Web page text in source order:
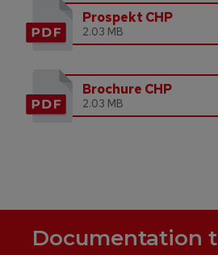
Prospekt CHP
2.03 MB
Brochure CHP
2.03 MB
Documentation